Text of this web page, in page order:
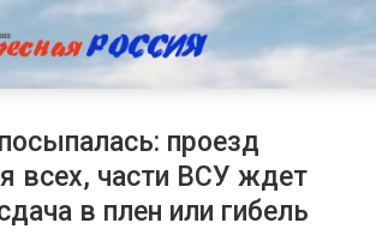
проезд
всех, части ВСУ ждет
в плен или гибель